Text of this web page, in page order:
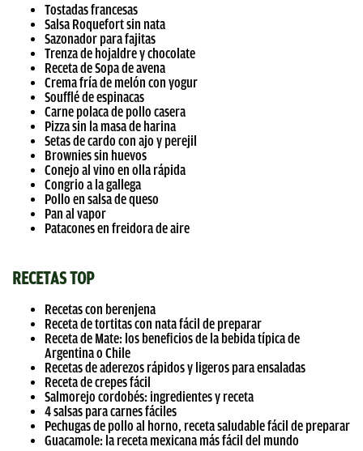
Tostadas francesas
Salsa Roquefort sin nata
Sazonador para fajitas
Trenza de hojaldre y chocolate
Receta de Sopa de avena
Crema fría de melón con yogur
Soufflé de espinacas
Carne polaca de pollo casera
Pizza sin la masa de harina
Setas de cardo con ajo y perejil
Brownies sin huevos
Conejo al vino en olla rápida
Congrio a la gallega
Pollo en salsa de queso
Pan al vapor
Patacones en freidora de aire
RECETAS TOP
Recetas con berenjena
Receta de tortitas con nata fácil de preparar
Receta de Mate: los beneficios de la bebida típica de
Argentina o Chile
Recetas de aderezos rápidos y ligeros para ensaladas
Receta de crepes fácil
Salmorejo cordobés: ingredientes y receta
4 salsas para carnes fáciles
Pechugas de pollo al horno, receta saludable fácil de preparar
Guacamole: la receta mexicana más fácil del mundo